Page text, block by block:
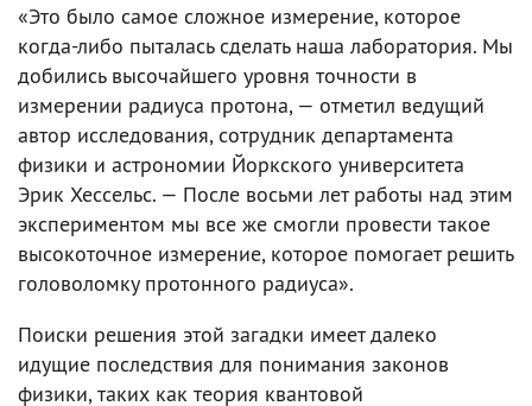
«Это было самое сложное измерение, которое
когда-либо пыталась сделать наша лаборатория. Мы
добились высочайшего уровня точности в
измерении радиуса протона, — отметил ведущий
автор исследования, сотрудник департамента
физики и астрономии Йоркского университета
Эрик Хессельс. — После восьми лет работы над этим
экспериментом мы все же смогли провести такое
высокоточное измерение, которое помогает решить
головоломку протонного радиуса».
Поиски решения этой загадки имеет далеко
идущие последствия для понимания законов
физики, таких как теория квантовой